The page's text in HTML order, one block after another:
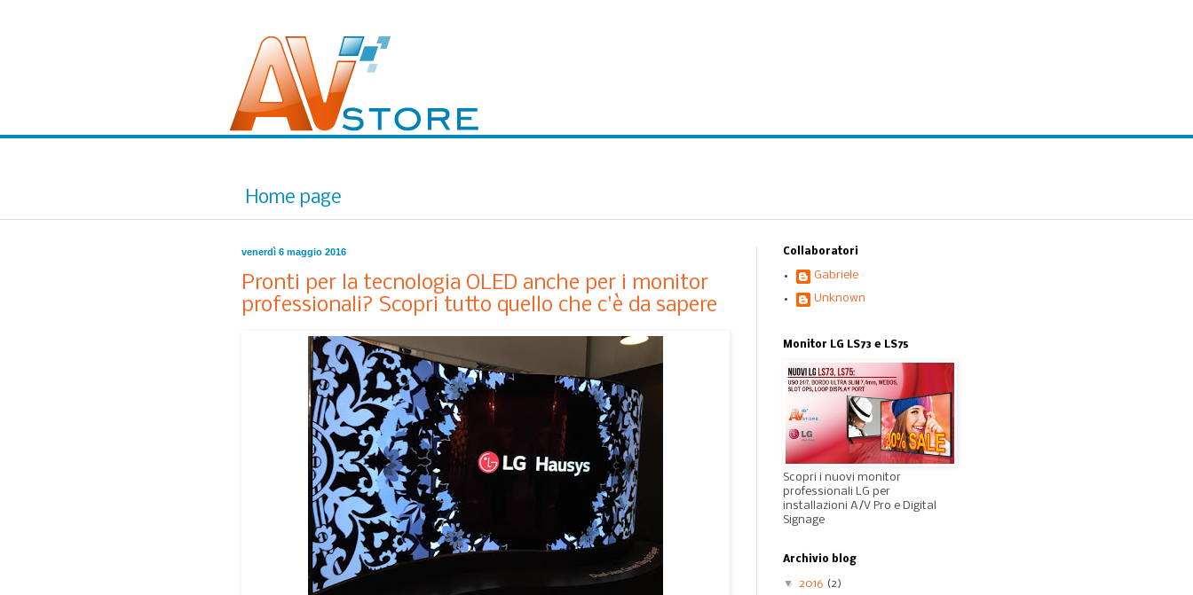
Home page
venerdì 6 maggio 2016
Pronti per la tecnologia OLED anche per i monitor
professionali? Scopri tutto quello che c'è da sapere
Collaboratori
Gabriele
Unknown
Monitor LG LS73 e LS75
Scopri i nuovi monitor
professionali LG per
installazioni A/V Pro e Digital
Signage
Archivio blog
▼ 2016 (2)